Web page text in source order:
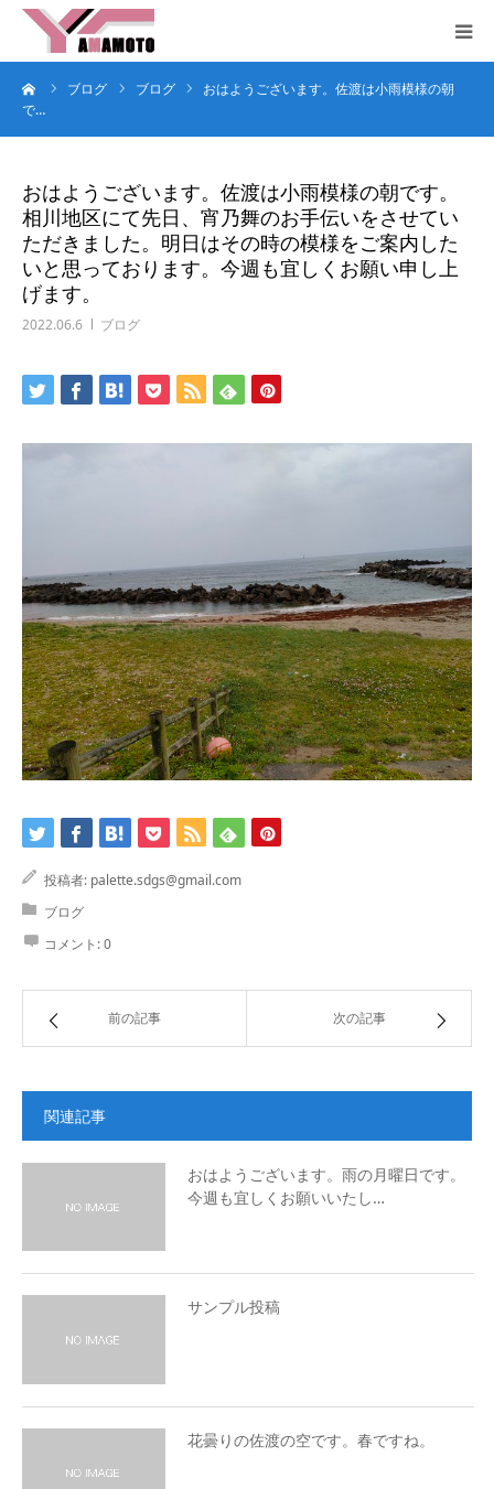
ブログ ブログ
おはようございます。佐渡は小雨模様の朝
で…
おはようございます。佐渡は小雨模様の朝です。
相川地区にて先日、宵乃舞のお手伝いをさせてい
ただきました。明日はその時の模様をご案内した
いと思っております。今週も宜しくお願い申し上
げます。
2022.06.6 ブログ
投稿者: palette.sdgs@gmail.com
ブログ
コメント:0
前の記事 次の記事
関連記事
おはようございます。雨の月曜日です。
今週も宜しくお願いいたし…
サンプル投稿
花曇りの佐渡の空です。春ですね。
HOME
サービス
企業概要